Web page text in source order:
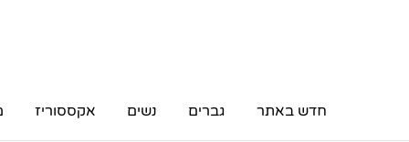
חדש באתר גברים נשים אקססוריז